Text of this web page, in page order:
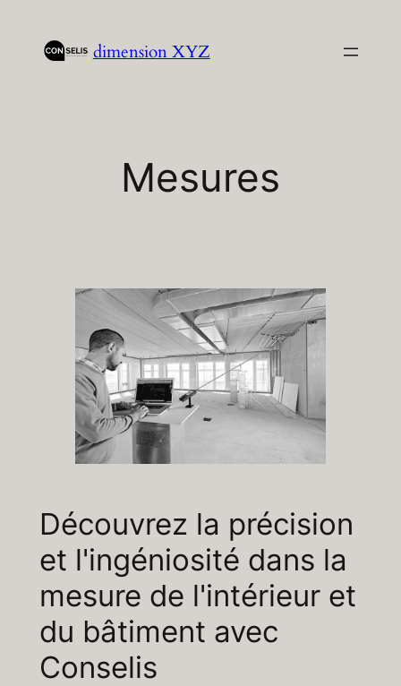
dimension XYZ
Mesures
Découvrez la précision
et l'ingéniosité dans la
mesure de l'intérieur et
du bâtiment avec
Conselis